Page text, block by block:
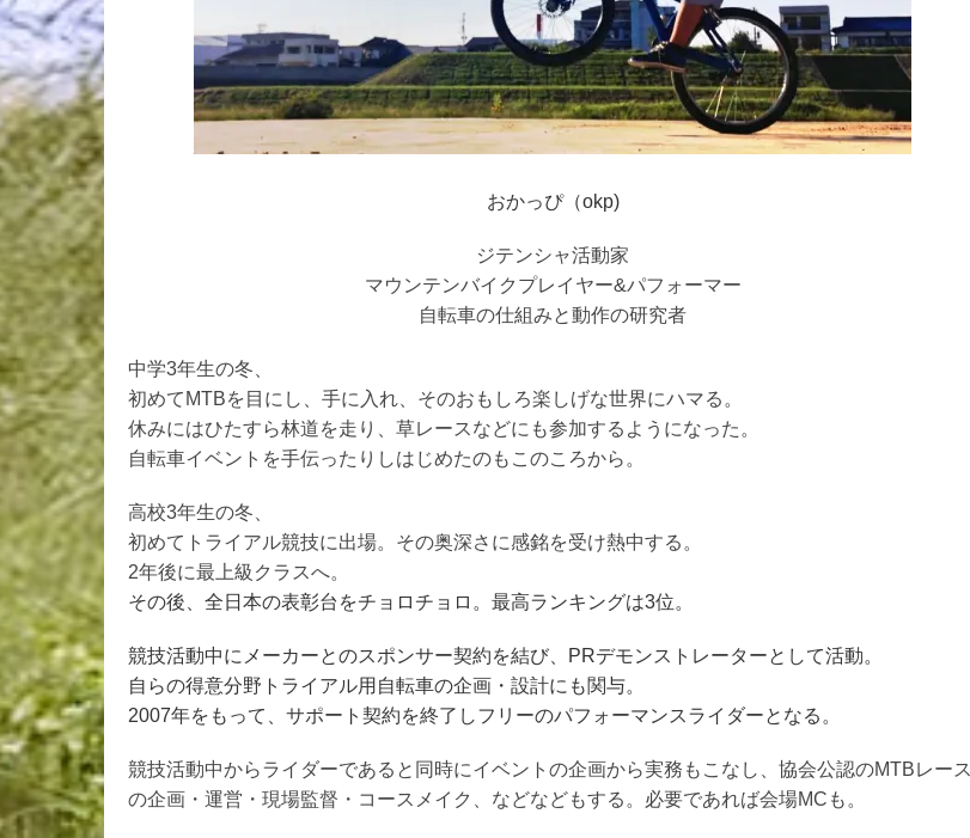
おかっぴ（okp)
ジテンシャ活動家
マウンテンバイクプレイヤー&パフォーマー
自転車の仕組みと動作の研究者
中学3年生の冬、
初めてMTBを目にし、手に入れ、そのおもしろ楽しげな世界にハマる。
休みにはひたすら林道を走り、草レースなどにも参加するようになった。
自転車イベントを手伝ったりしはじめたのもこのころから。
高校3年生の冬、
初めてトライアル競技に出場。その奥深さに感銘を受け熱中する。
2年後に最上級クラスへ。
その後、全日本の表彰台をチョロチョロ。最高ランキングは3位。
競技活動中にメーカーとのスポンサー契約を結び、 PRデモンストレーターとして活動。
自らの得意分野トライアル用自転車の企画・設計にも関与。
2007年をもって、サポート契約を終了しフリーのパフォーマンスライダーとなる。
競技活動中からライダーであると同時にイベントの企画から実務もこなし、協会公認のMTBレース
の企画・運営・現場監督・コースメイク、などなどもする。必要であれば会場MCも。